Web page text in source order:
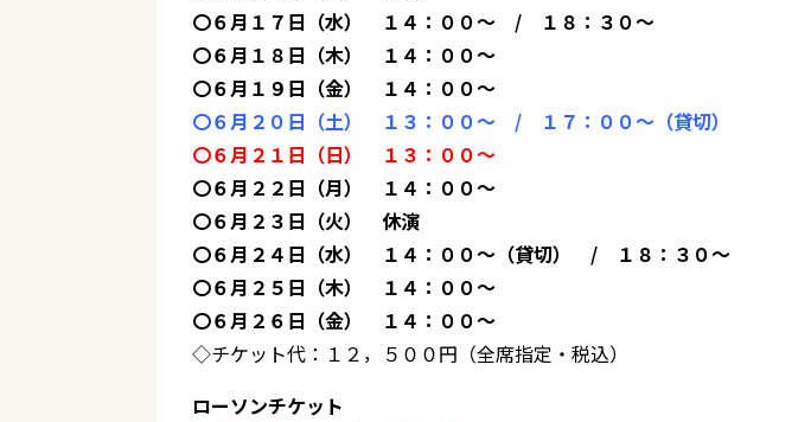
〇６月１７日（水） １４：００～ / １８：３０～
〇６月１８日（木） １４：００～
〇６月１９日（金） １４：００～
〇６月２０日（土） １３：００～ / １７：００～（貸切）
〇６月２１日（日） １３：００～
〇６月２２日（月） １４：００～
〇６月２３日（火） 休演
〇６月２４日（水） １４：００～（貸切） / １８：３０～
〇６月２５日（木） １４：００～
〇６月２６日（金） １４：００～
◇チケット代：１２，５００円（全席指定・税込）
ローソンチケット